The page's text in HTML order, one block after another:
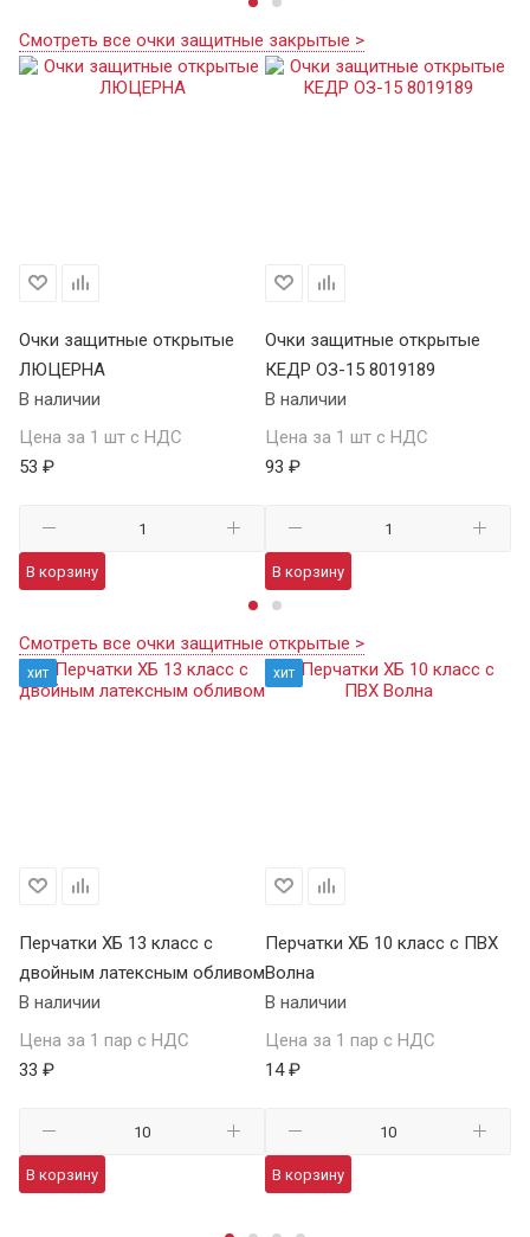
Смотреть все очки защитные закрытые >
Очки защитные открытые
ЛЮЦЕРНА
В наличии
Цена за 1 шт с НДС
53 ₽
В корзину
Очки защитные открытые
КЕДР ОЗ-15 8019189
В наличии
Цена за 1 шт с НДС
93 ₽
В корзину
Смотреть все очки защитные открытые >
хит
Перчатки ХБ 13 класс с
двойным латексным обливом
В наличии
Цена за 1 пар с НДС
33 ₽
В корзину
хит
Перчатки ХБ 10 класс с ПВХ
Волна
В наличии
Цена за 1 пар с НДС
14 ₽
В корзину